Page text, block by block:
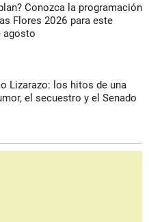
Conozca la programación
Flores 2026 para este
agosto
Lizarazo: los hitos de una
el secuestro y el Senado